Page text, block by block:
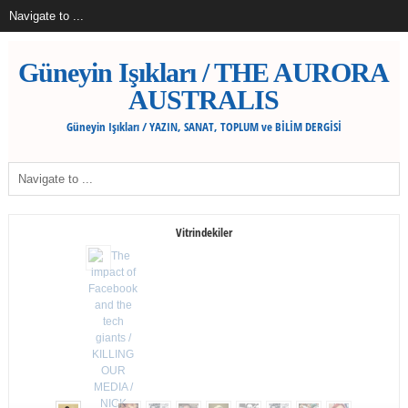
Güneyin Işıkları / THE AURORA
AUSTRALIS
Güneyin Işıkları / YAZIN, SANAT, TOPLUM ve BİLİM DERGİSİ
Vitrindekiler